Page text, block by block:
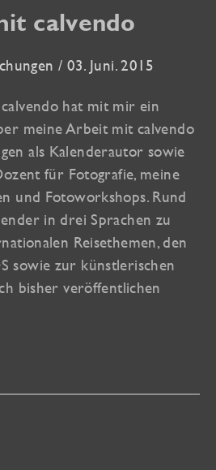
calvendo
/ 03. Juni. 2015
hat mit mir ein
meine Arbeit mit calvendo
als Kalenderautor sowie
für Fotografie, meine
und Fotoworkshops. Rund
in drei Sprachen zu
Reisethemen, den
sowie zur künstlerischen
bisher veröffentlichen